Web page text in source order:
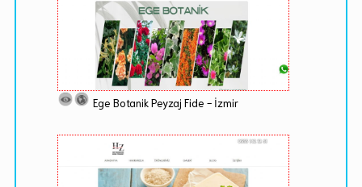
Ege Botanik Peyzaj Fide - İzmir